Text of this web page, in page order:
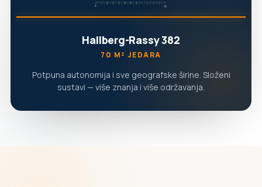
Hallberg-Rassy 382
70 M² JEDARA
Potpuna autonomija i sve geografske širine. Složeni
sustavi — više znanja i više održavanja.